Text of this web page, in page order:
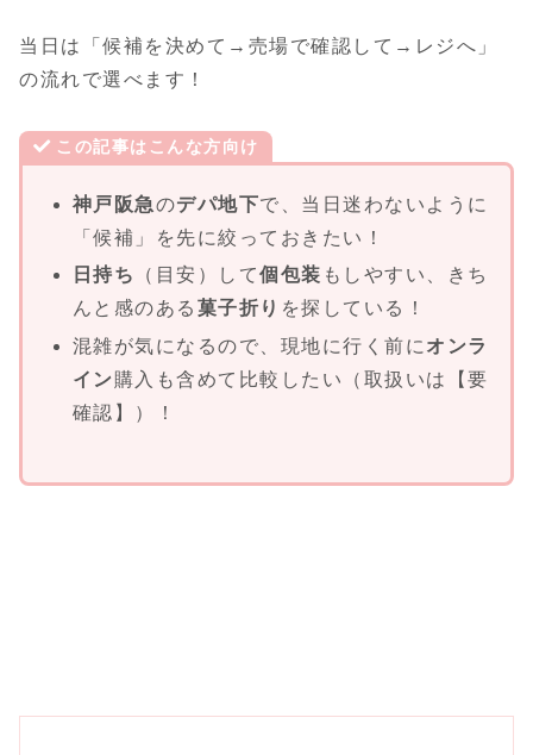
当日は「候補を決めて→売場で確認して→レジへ」
の流れで選べます！
この記事はこんな方向け
神戸阪急のデパ地下で、当日迷わないように
「候補」を先に絞っておきたい！
日持ち
（目安）して個包装 もしやすい、きち
んと感のある 菓子折り を探している！
混雑が気になるので、現地に行く前に オンラ
イン購入も含めて比較したい（取扱いは【要
確認】）！